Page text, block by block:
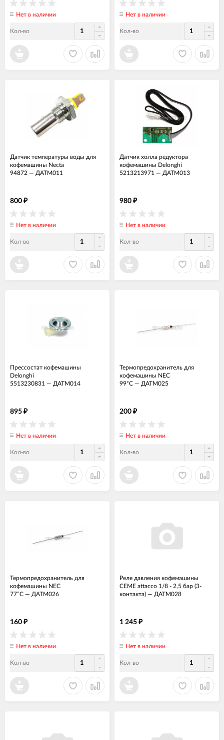
Нет в наличии
Кол-во
Нет в наличии
Кол-во
Датчик температуры воды для
кофемашины Necta
94872 — ДАТМ011
800 ₽
Нет в наличии
Кол-во
Датчик холла редуктора
кофемашины Delonghi
5213213971 — ДАТМ013
980 ₽
Нет в наличии
Кол-во
Прессостат кофемашины
Delonghi
5513230831 — ДАТМ014
895 ₽
Нет в наличии
Кол-во
Термопредохранитель для
кофемашины NEC
99°C — ДАТМ025
200 ₽
Нет в наличии
Кол-во
Термопредохранитель для
кофемашины NEC
77°C — ДАТМ026
160 ₽
Нет в наличии
Кол-во
Реле давления кофемашины
CEME attacco 1/8 - 2,5 бар (3-
контакта) — ДАТМ028
1 245 ₽
Нет в наличии
Кол-во